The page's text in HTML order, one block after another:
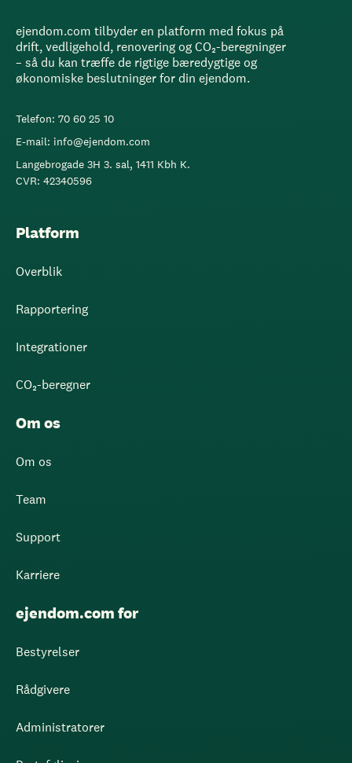
ejendom.com tilbyder en platform med fokus på
drift, vedligehold, renovering og CO₂-beregninger
– så du kan træffe de rigtige bæredygtige og
økonomiske beslutninger for din ejendom.
Telefon: 70 60 25 10
E-mail: info@ejendom.com
Langebrogade 3H 3. sal, 1411 Kbh K.
CVR: 42340596
Platform
Overblik
Rapportering
Integrationer
CO₂-beregner
Om os
Om os
Team
Support
Karriere
ejendom.com for
Bestyrelser
Rådgivere
Administratorer